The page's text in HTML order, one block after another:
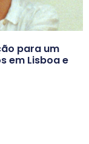
para um
em Lisboa e